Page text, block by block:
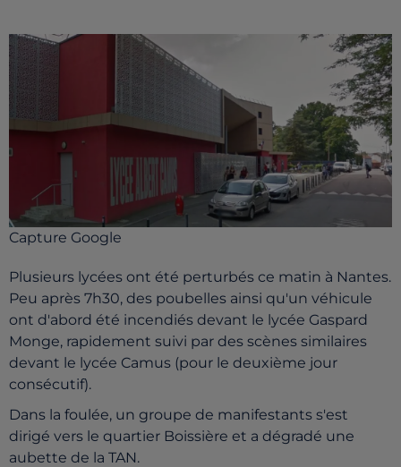
Capture Google
Plusieurs lycées ont été perturbés ce matin à Nantes.
Peu après 7h30, des poubelles ainsi qu'un véhicule
ont d'abord été incendiés devant le lycée Gaspard
Monge, rapidement suivi par des scènes similaires
devant le lycée Camus (pour le deuxième jour
consécutif).
Dans la foulée, un groupe de manifestants s'est
dirigé vers le quartier Boissière et a dégradé une
aubette de la TAN.